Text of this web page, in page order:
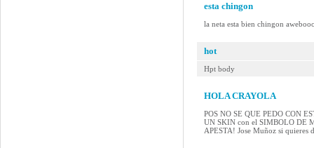
esta chingon
la neta esta bien chingon
hot
Hpt body
HOLA CRAYOLA
POS NO SE QUE PEDO CON
UN SKIN con el SIMBOLO DE
APESTA! Jose Muñoz si quieres